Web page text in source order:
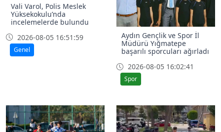
Vali Varol, Polis Meslek
Yüksekokulu’nda
incelemelerde bulundu
2026-08-05 16:51:59
Genel
Aydın Gençlik ve Spor İl
Müdürü Yığmatepe
başarılı sporcuları ağırladı
2026-08-05 16:02:41
Spor